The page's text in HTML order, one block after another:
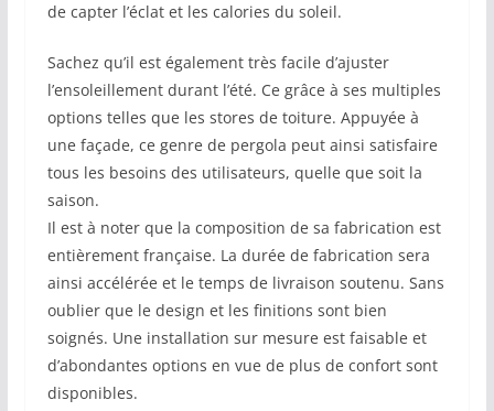
de capter l’éclat et les calories du soleil.
Sachez qu’il est également très facile d’ajuster
l’ensoleillement durant l’été. Ce grâce à ses multiples
options telles que les stores de toiture. Appuyée à
une façade, ce genre de pergola peut ainsi satisfaire
tous les besoins des utilisateurs, quelle que soit la
saison.
Il est à noter que la composition de sa fabrication est
entièrement française. La durée de fabrication sera
ainsi accélérée et le temps de livraison soutenu. Sans
oublier que le design et les finitions sont bien
soignés. Une installation sur mesure est faisable et
d’abondantes options en vue de plus de confort sont
disponibles.